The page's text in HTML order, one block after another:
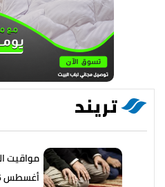
تريند
أغسطس 2026 في مصر